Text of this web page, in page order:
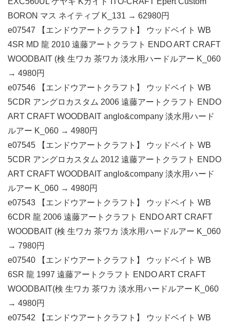
BORON マス ネイティブ K_131 → 62980円
e07547 【エンドウアートクラフト】 ウッドベイト WB
4SR MD 龍 2010 遠藤アートクラフト ENDO ART CRAFT
WOODBAIT (検 生ワカ 茶ワカ 淡水用ハードルアー K_060
→ 4980円
e07546 【エンドウアートクラフト】 ウッドベイト WB
5CDR アングロカスタム 2006 遠藤アートクラフト ENDO
ART CRAFT WOODBAIT anglo&company 淡水用ハード
ルアー K_060 → 4980円
e07545 【エンドウアートクラフト】 ウッドベイト WB
5CDR アングロカスタム 2012 遠藤アートクラフト ENDO
ART CRAFT WOODBAIT anglo&company 淡水用ハード
ルアー K_060 → 4980円
e07543 【エンドウアートクラフト】 ウッドベイト WB
6CDR 龍 2006 遠藤アートクラフト ENDO ART CRAFT
WOODBAIT (検 生ワカ 茶ワカ 淡水用ハードルアー K_060
→ 7980円
e07540 【エンドウアートクラフト】 ウッドベイト WB
6SR 龍 1997 遠藤アートクラフト ENDO ART CRAFT
WOODBAIT(検 生ワカ 茶ワカ 淡水用ハードルアー K_060
→ 4980円
e07542 【エンドウアートクラフト】 ウッドベイト WB